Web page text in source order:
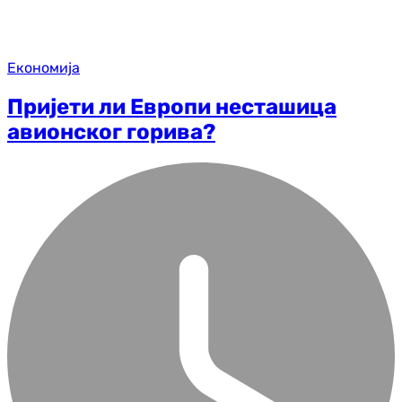
Економија
Пријети ли Европи несташица
авионског горива?